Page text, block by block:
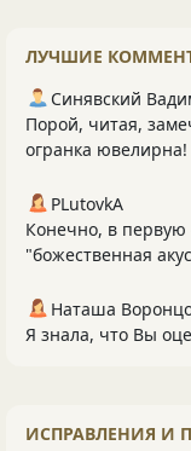
ЛУЧШИЕ
Синявский
Порой, читая,
огранка ювелирна!
PLutоvkА
Конечно, в первую
"божественная
Наташа
Я знала, что Вы
ИСПРАВЛЕНИЯ И